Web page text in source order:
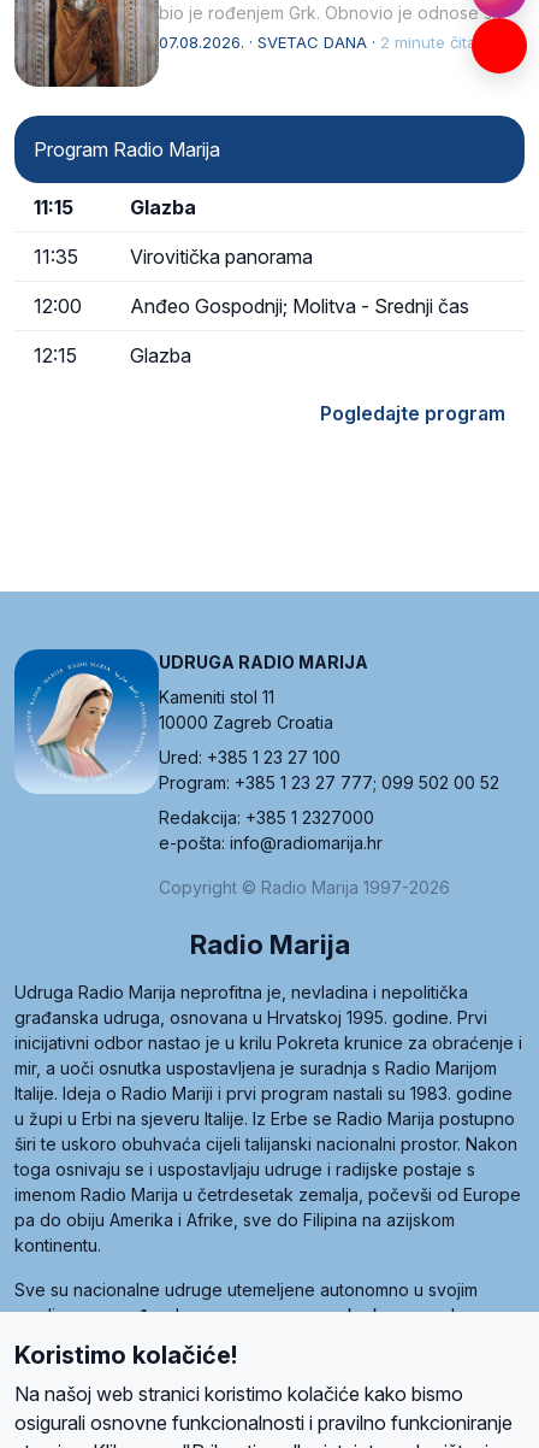
bio je rođenjem Grk. Obnovio je odnose s
afričkim…
07.08.2026. · SVETAC DANA · 2 minute čitanja
Program Radio Marija
11:15 Glazba
11:35 Virovitička panorama
12:00 Anđeo Gospodnji; Molitva - Srednji čas
12:15 Glazba
Pogledajte program
UDRUGA RADIO MARIJA
Kameniti stol 11
10000 Zagreb Croatia
Ured: +385 1 23 27 100
Program: +385 1 23 27 777; 099 502 00 52
Redakcija: +385 1 2327000
e-pošta: info@radiomarija.hr
Copyright © Radio Marija 1997-2026
Radio Marija
Udruga Radio Marija neprofitna je, nevladina i nepolitička
građanska udruga, osnovana u Hrvatskoj 1995. godine. Prvi
inicijativni odbor nastao je u krilu Pokreta krunice za obraćenje i
mir, a uoči osnutka uspostavljena je suradnja s Radio Marijom
Italije. Ideja o Radio Mariji i prvi program nastali su 1983. godine
u župi u Erbi na sjeveru Italije. Iz Erbe se Radio Marija postupno
širi te uskoro obuhvaća cijeli talijanski nacionalni prostor. Nakon
toga osnivaju se i uspostavljaju udruge i radijske postaje s
imenom Radio Marija u četrdesetak zemalja, počevši od Europe
pa do obiju Amerika i Afrike, sve do Filipina na azijskom
kontinentu.
Sve su nacionalne udruge utemeljene autonomno u svojim
zemljama, a međusobna su povezane preko krovne udruge
pod nazivom Svjetska obitelj Radio Marije (World Family of
Radio Maria). Svjetsku obitelj utemeljilo je sedam članica, među
kojima je i hrvatska Udruga Radio Marija.
Koristimo kolačiće!
Na našoj web stranici koristimo kolačiće kako bismo
osigurali osnovne funkcionalnosti i pravilno funkcioniranje